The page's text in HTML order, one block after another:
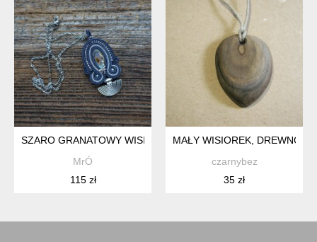
SZARO GRANATOWY WISIOREK Z MUSZLĄ PAUA
MrÓ
115 zł
MAŁY WISIOREK, DREWNO Z
czarnybez
35 zł